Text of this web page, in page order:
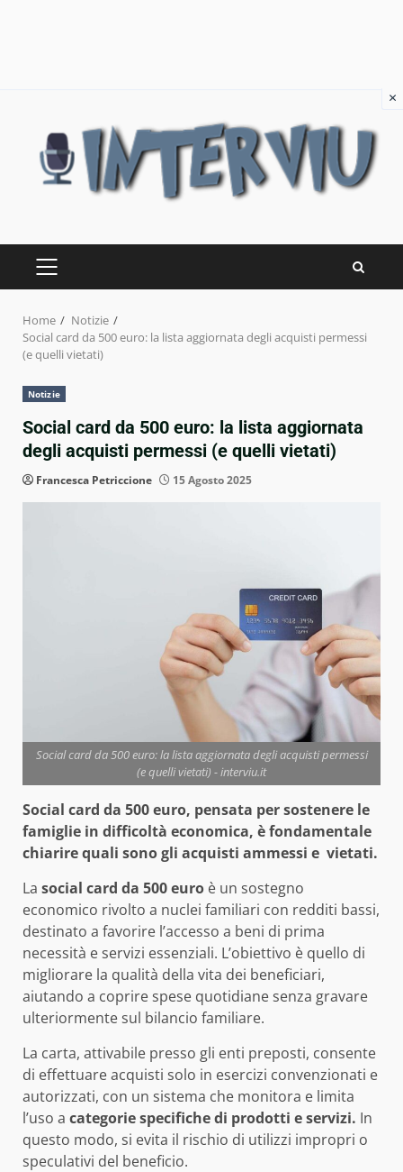
content
PRIMARY
Home
Notizie
Social card da 500 euro: la lista aggiornata degli acquisti permessi
(e quelli vietati)
Notizie
Social card da 500 euro: la lista aggiornata
degli acquisti permessi (e quelli vietati)
Francesca Petriccione 15 Agosto 2025
Social card da 500 euro: la lista aggiornata degli acquisti permessi
(e quelli vietati) - interviu.it
Social card da 500 euro, pensata per sostenere le
famiglie in difficoltà economica, è fondamentale
chiarire quali sono gli acquisti ammessi e vietati.
La social card da 500 euro è un sostegno
economico rivolto a nuclei familiari con redditi bassi,
destinato a favorire l’accesso a beni di prima
necessità e servizi essenziali. L’obiettivo è quello di
migliorare la qualità della vita dei beneficiari,
aiutando a coprire spese quotidiane senza gravare
ulteriormente sul bilancio familiare.
La carta, attivabile presso gli enti preposti, consente
di effettuare acquisti solo in esercizi convenzionati e
autorizzati, con un sistema che monitora e limita
l’uso a categorie specifiche di prodotti e servizi. In
questo modo, si evita il rischio di utilizzi impropri o
speculativi del beneficio.
×